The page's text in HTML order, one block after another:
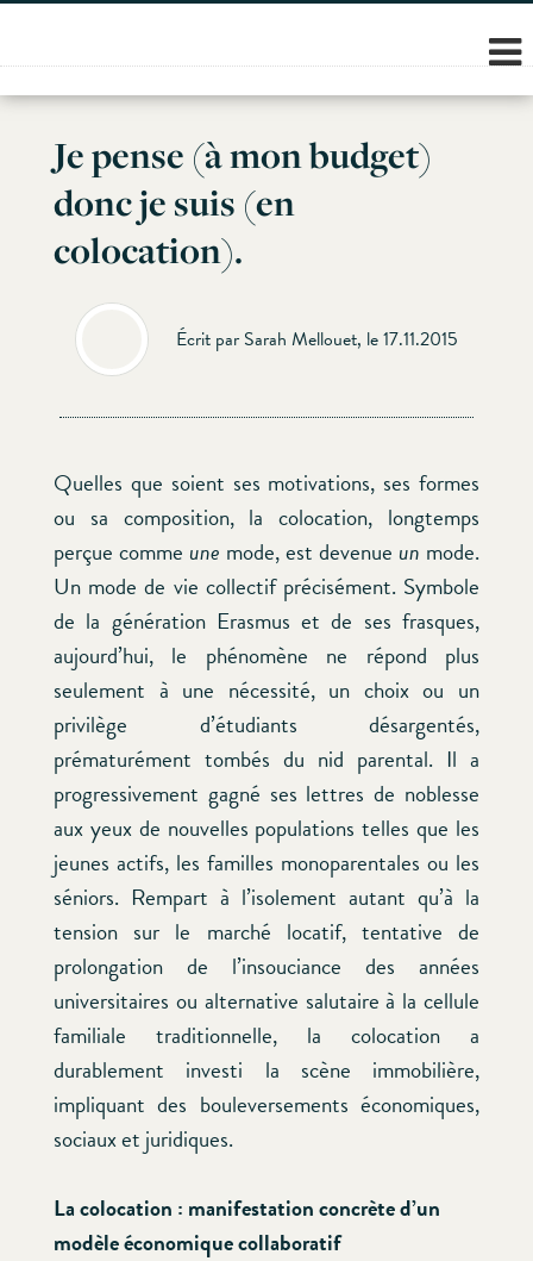
Skip
content
Je pense (à mon budget)
donc je suis (en
colocation).
Écrit par Sarah Mellouet, le 17.11.2015
Quelles que soient ses motivations, ses formes
ou sa composition, la colocation, longtemps
perçue comme une mode, est devenue un mode.
Un mode de vie collectif précisément. Symbole
de la génération Erasmus et de ses frasques,
aujourd’hui, le phénomène ne répond plus
seulement à une nécessité, un choix ou un
privilège d’étudiants désargentés,
prématurément tombés du nid parental. Il a
progressivement gagné ses lettres de noblesse
aux yeux de nouvelles populations telles que les
jeunes actifs, les familles monoparentales ou les
séniors. Rempart à l’isolement autant qu’à la
tension sur le marché locatif, tentative de
prolongation de l’insouciance des années
universitaires ou alternative salutaire à la cellule
familiale traditionnelle, la colocation a
durablement investi la scène immobilière,
impliquant des bouleversements économiques,
sociaux et juridiques.
La colocation : manifestation concrète d’un
modèle économique collaboratif